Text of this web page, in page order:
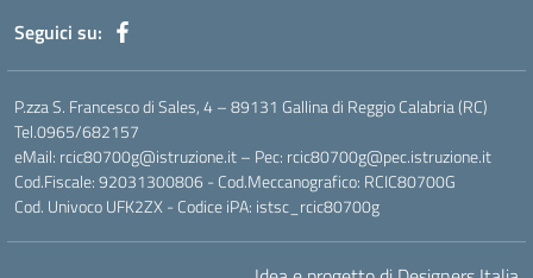
Seguici su:
P.zza S. Francesco di Sales, 4 – 89131 Gallina di Reggio Calabria (RC)
Tel.0965/682157
eMail: rcic80700g@istruzione.it – Pec: rcic80700g@pec.istruzione.it
Cod.Fiscale: 92031300806 - Cod.Meccanografico: RCIC80700G
Cod. Univoco UFK2ZX - Codice iPA: istsc_rcic80700g